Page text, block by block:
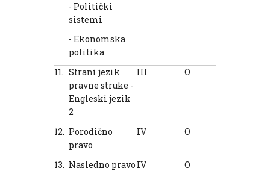
- Politički
sistemi
- Ekonomska
politika
11. Strani jezik
pravne struke -
Engleski jezik
2
III O
12. Porodično
pravo
IV O
13. Nasledno pravo IV O